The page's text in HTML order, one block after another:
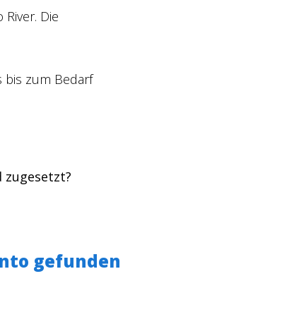
Die
bis zum Bedarf
zugesetzt?
gefunden